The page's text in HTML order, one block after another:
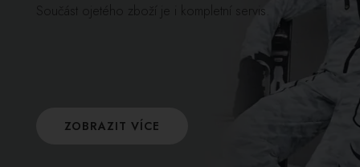
Součást ojetého zboží je i kompletní servis.
ZOBRAZIT VÍCE